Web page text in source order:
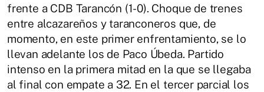
frente a CDB Tarancón (1-0). Choque de trenes
entre alcazareños y taranconeros que, de
momento, en este primer enfrentamiento, se lo
llevan adelante los de Paco Úbeda. Partido
intenso en la primera mitad en la que se llegaba
al final con empate a 32. En el tercer parcial los